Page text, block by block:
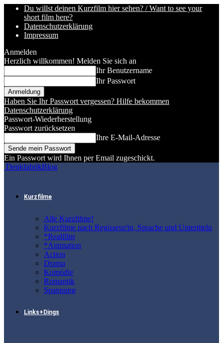
Du willst deinen Kurzfilm hier sehen? / Want to see your
short film here?
Datenschutzerklärung
Impressum
Anmelden
Herzlich willkommen! Melden Sie sich an
Ihr Benutzername
Ihr Passwort
Haben Sie Ihr Passwort vergessen? Hilfe bekommen
Datenschutzerklärung
Passwort-Wiederherstellung
Passwort zurücksetzen
Ihre E-Mail-Adresse
Ein Passwort wird Ihnen per Email zugeschickt.
DenkfabrikBlog
Kurzfilme
Alle Kurzfilme!
Kurzfilme nach Regisseur/in, Sprache und Untertiteln
*Realfilm
*Animation
Action
Drama
Komödie
Romantik
Spannung
Links+Dings